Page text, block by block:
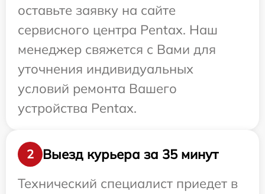
оставьте заявку на сайте
сервисного центра Pentax. Наш
менеджер свяжется с Вами для
уточнения индивидуальных
условий ремонта Вашего
устройства Pentax.
2
Выезд курьера за 35 минут
Технический специалист приедет в